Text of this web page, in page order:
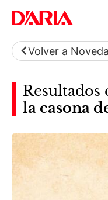
Volver a
Resultados
la casona